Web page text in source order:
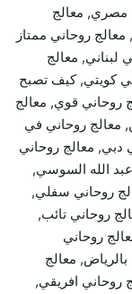
مصري, معالج
روحاني ممتاز
لبناني, معالج
كويتي, كيف تصبح
روحاني قوي, معالج
معالج روحاني في
دبي, معالج روحاني
الله السوسي,
روحاني سفلي,
روحاني تائب,
روحاني
معالج
روحاني افريقي,